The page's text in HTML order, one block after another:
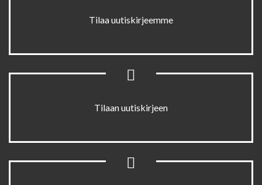
Tilaa uutiskirjeemme
Tilaan uutiskirjeen